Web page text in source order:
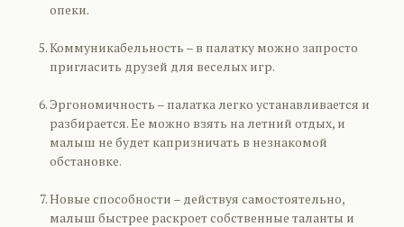
опеки.
Коммуникабельность – в палатку можно запросто
пригласить друзей для веселых игр.
Эргономичность – палатка легко устанавливается и
разбирается. Ее можно взять на летний отдых, и
малыш не будет капризничать в незнакомой
обстановке.
Новые способности – действуя самостоятельно,
малыш быстрее раскроет собственные таланты и